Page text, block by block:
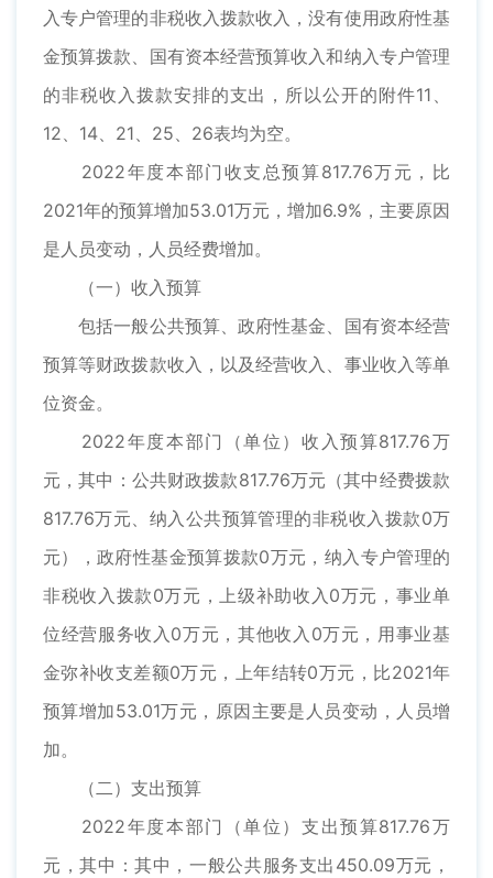
入专户管理的非税收入拨款收入，没有使用政府性基
金预算拨款、国有资本经营预算收入和纳入专户管理
的非税收入拨款安排的支出，所以公开的附件11、
12、14、21、25、26表均为空。
2022年度本部门收支总预算817.76万元，比
2021年的预算增加53.01万元，增加6.9%，主要原因
是人员变动，人员经费增加。
（一）收入预算
包括一般公共预算、政府性基金、国有资本经营
预算等财政拨款收入，以及经营收入、事业收入等单
位资金。
2022年度本部门（单位）收入预算817.76万
元，其中：公共财政拨款817.76万元（其中经费拨款
817.76万元、纳入公共预算管理的非税收入拨款0万
元），政府性基金预算拨款0万元，纳入专户管理的
非税收入拨款0万元，上级补助收入0万元，事业单
位经营服务收入0万元，其他收入0万元，用事业基
金弥补收支差额0万元，上年结转0万元，比2021年
预算增加53.01万元，原因主要是人员变动，人员增
加。
（二）支出预算
2022年度本部门（单位）支出预算817.76万
元，其中：其中，一般公共服务支出450.09万元，